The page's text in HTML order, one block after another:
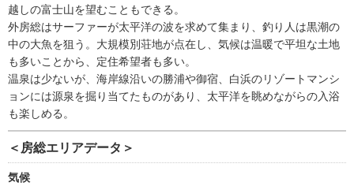
越しの富士山を望むこともできる。
外房総はサーファーが太平洋の波を求めて集まり、釣り人は黒潮の
中の大魚を狙う。大規模別荘地が点在し、気候は温暖で平坦な土地
も多いことから、定住希望者も多い。
温泉は少ないが、海岸線沿いの勝浦や御宿、白浜のリゾートマンシ
ョンには源泉を掘り当てたものがあり、太平洋を眺めながらの入浴
も楽しめる。
＜房総エリアデータ＞
気候